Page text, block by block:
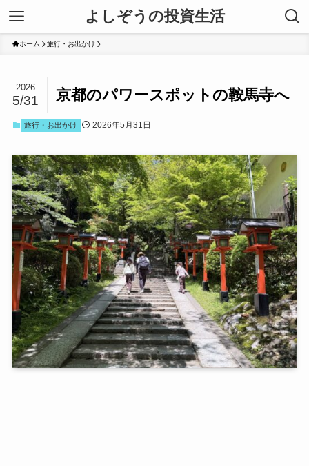
よしぞうの投資生活
ホーム 旅行・お出かけ
京都のパワースポットの鞍馬寺へ
2026
5/31
旅行・お出かけ 2026年5月31日